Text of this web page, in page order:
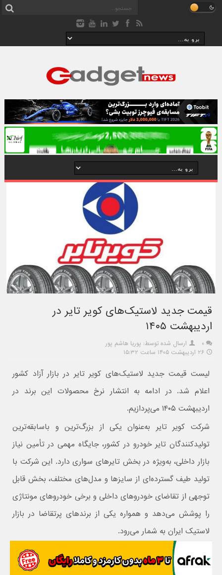
قیمت جدید لاستیک‌های کویر تایر در
اردیبهشت ۱۴۰۵
۰
ارسال شده توسط: پوریا هاشم پور
۲۶ اردیبهشت ۱۴۰۵ ساعت ۱۵:۳۲
لیست قیمت جدید لاستیک‌های کویر تایر در بازار آزاد کشور
اعلام شد. در ادامه به انتشار نرخ محصولات این برند در
اردیبهشت ۱۴۰۵ می‌پردازیم.
شرکت کویر تایر به‌عنوان یکی از بزرگ‌ترین و باسابقه‌ترین
تولیدکنندگان تایر خودرو در کشور، جایگاه مهمی در تأمین نیاز
بازار داخلی، به‌ویژه در بخش تایرهای سواری دارد. این شرکت با
تولید طیف گسترده‌ای از سایزها و مدل‌های مختلف، بخش قابل
توجهی از تقاضای خودروهای داخلی و برخی خودروهای مونتاژی
را پوشش می‌دهد و همواره یکی از برندهای پرتقاضا در بازار
لاستیک ایران به شمار می‌رود.